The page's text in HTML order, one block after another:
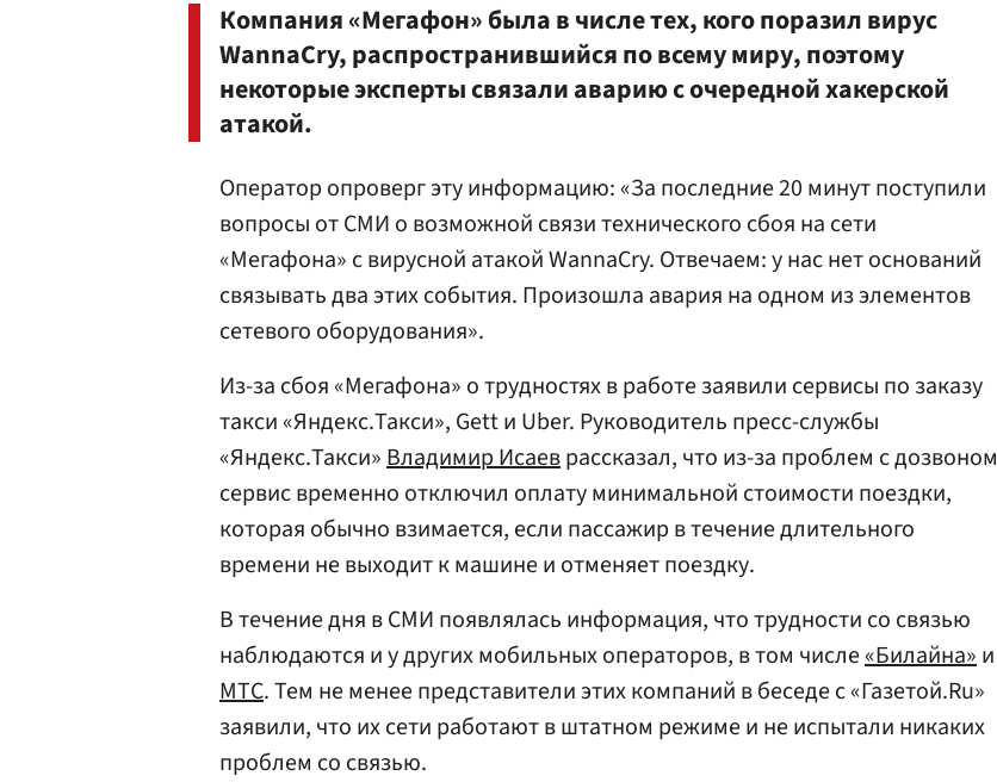
Компания «Мегафон» была в числе тех, кого поразил вирус
WannaCry, распространившийся по всему миру, поэтому
некоторые эксперты связали аварию с очередной хакерской
атакой.
Оператор опроверг эту информацию: «За последние 20 минут поступили
вопросы от СМИ о возможной связи технического сбоя на сети
«Мегафона» с вирусной атакой WannaCry. Отвечаем: у нас нет оснований
связывать два этих события. Произошла авария на одном из элементов
сетевого оборудования».
Из-за сбоя «Мегафона» о трудностях в работе заявили сервисы по заказу
такси «Яндекс.Такси», Gett и Uber. Руководитель пресс-службы
«Яндекс.Такси»Владимир Исаеврассказал, что из-за проблем с дозвоном
сервис временно отключил оплату минимальной стоимости поездки,
которая обычно взимается, если пассажир в течение длительного
времени не выходит к машине и отменяет поездку.
В течение дня в СМИ появлялась информация, что трудности со связью
наблюдаются и у других мобильных операторов, в том числе«Билайна»и
МТС. Тем не менее представители этих компаний в беседе с «Газетой.Ru»
заявили, что их сети работают в штатном режиме и не испытали никаких
проблем со связью.